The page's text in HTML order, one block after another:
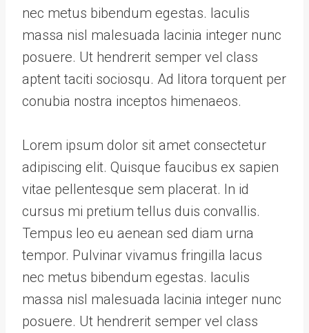
nec metus bibendum egestas. Iaculis
massa nisl malesuada lacinia integer nunc
posuere. Ut hendrerit semper vel class
aptent taciti sociosqu. Ad litora torquent per
conubia nostra inceptos himenaeos.
Lorem ipsum dolor sit amet consectetur
adipiscing elit. Quisque faucibus ex sapien
vitae pellentesque sem placerat. In id
cursus mi pretium tellus duis convallis.
Tempus leo eu aenean sed diam urna
tempor. Pulvinar vivamus fringilla lacus
nec metus bibendum egestas. Iaculis
massa nisl malesuada lacinia integer nunc
posuere. Ut hendrerit semper vel class